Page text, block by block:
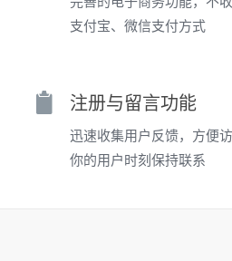
支付宝、微信支付方式
注册与留言功能
迅速收集用户反馈，方便
你的用户时刻保持联系